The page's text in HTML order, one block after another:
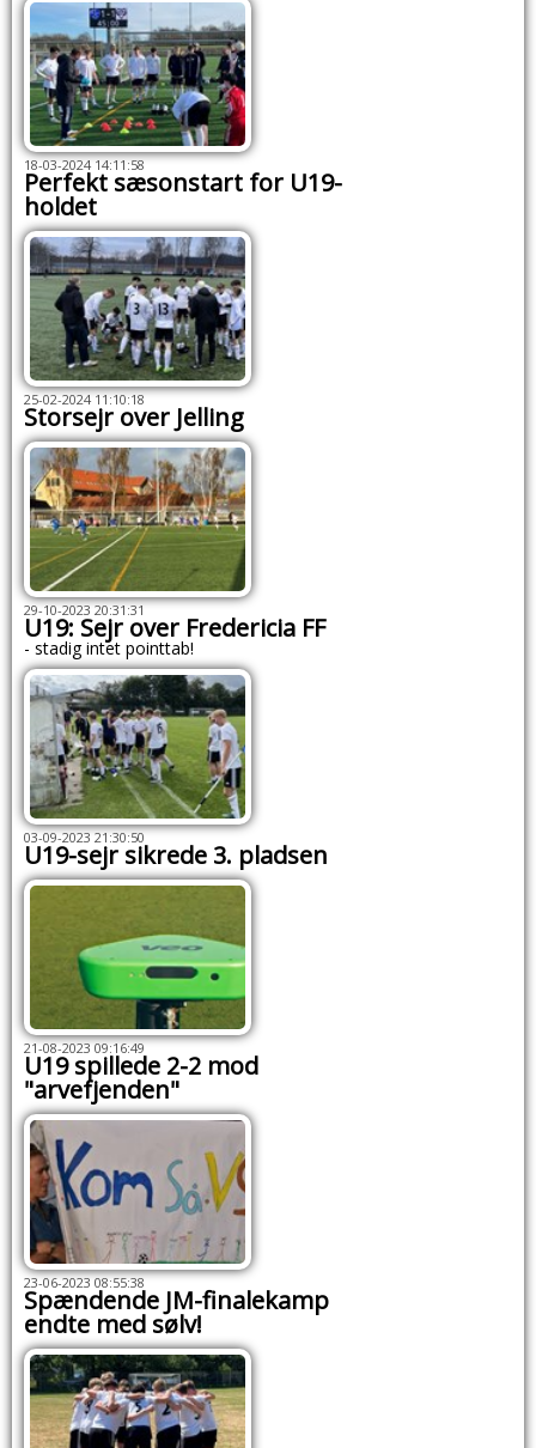
18-03-2024 14:11:58
Perfekt sæsonstart for U19-
holdet
25-02-2024 11:10:18
Storsejr over Jelling
29-10-2023 20:31:31
U19: Sejr over Fredericia FF
- stadig intet pointtab!
03-09-2023 21:30:50
U19-sejr sikrede 3. pladsen
21-08-2023 09:16:49
U19 spillede 2-2 mod
"arvefjenden"
23-06-2023 08:55:38
Spændende JM-finalekamp
endte med sølv!